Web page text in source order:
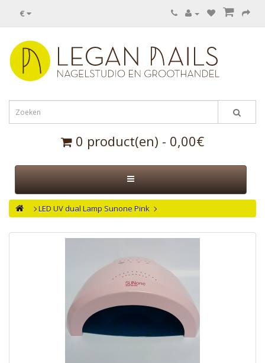
€
0 product(en) - 0,00€
LED UV dual Lamp Sunone Pink